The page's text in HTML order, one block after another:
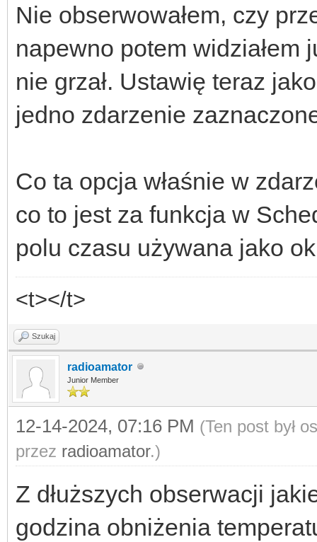
Nie obserwowałem, czy
napewno potem widziałem
nie grzał. Ustawię teraz
jedno zdarzenie
Co ta opcja właśnie w
co to jest za funkcja w
polu czasu używana jako
<t></t>
Szukaj
radioamator
Junior Member
12-14-2024, 07:16 PM (Ten post był
przez radioamator.)
Z dłuższych obserwacji
godzina obniżenia